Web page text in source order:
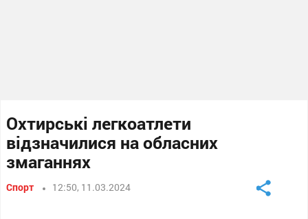
Охтирські легкоатлети
відзначилися на обласних
змаганнях
Спорт 12:50, 11.03.2024